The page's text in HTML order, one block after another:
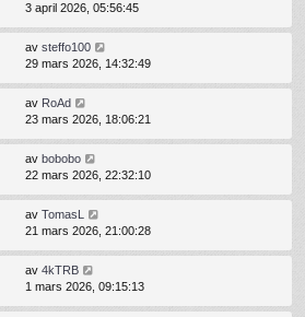
3 april 2026, 05:56:45
av steffo100
29 mars 2026, 14:32:49
av RoAd
23 mars 2026, 18:06:21
av bobobo
22 mars 2026, 22:32:10
av TomasL
21 mars 2026, 21:00:28
av 4kTRB
1 mars 2026, 09:15:13